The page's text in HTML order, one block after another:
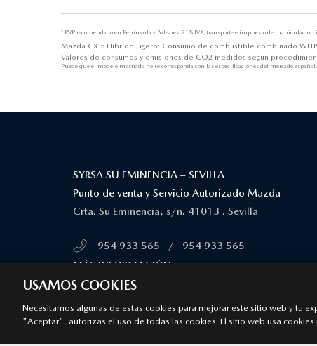
* PVP recomendado en Península y Baleares. 21% IVA, transporte e impuesto de matriculación
Mazda CX-5 Híbrido Ligero: Consumo de combustible combinado
Valores de consumos y emisiones de CO2 medidos según
Puede que el modelo mostrado no se corresponda con las especificaciones del mercado
SYRSA SU EMINENCIA – SEVILLA
Punto de venta y Servicio Autorizado Mazda
Crta. Su Eminencia, s/n. 41013 . Sevilla
954 933 565 /
954 933 565
MÁS INFORMACIÓN
Aviso legal Privacidad Cookies Declaración
USAMOS COOKIES
Necesitamos algunas de estas cookies para mejorar este sitio web y tu
"Aceptar", autorizas el uso de todas las cookies. El sitio web usa cookies